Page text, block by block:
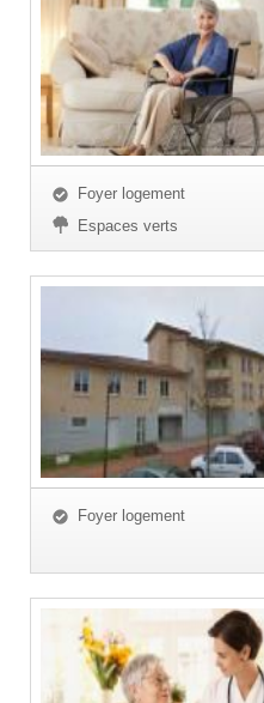
Foyer logement
Espaces verts
Foyer logement